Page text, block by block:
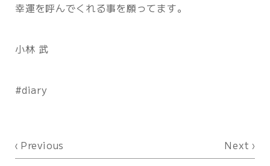
幸運を呼んでくれる事を願ってます。
小林 武
diary
Previous Next